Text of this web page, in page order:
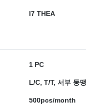
I7 THEA
1 PC
L/C, T/T, 서부 동
500pcs/month